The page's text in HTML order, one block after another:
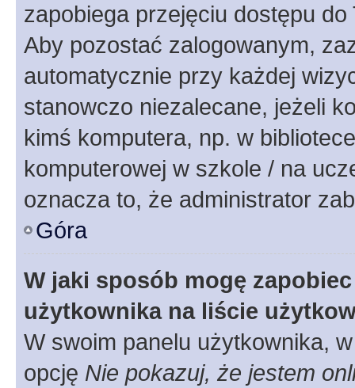
zapobiega przejęciu dostępu
Aby pozostać zalogowanym,
automatycznie przy każdej
stanowczo niezalecane, jeżeli
kimś komputera, np. w
komputerowej w szkole / na
oznacza to, że administrator
Góra
W jaki sposób mogę
użytkownika na liście
W swoim panelu użytkownika,
opcję Nie pokazuj, że jestem